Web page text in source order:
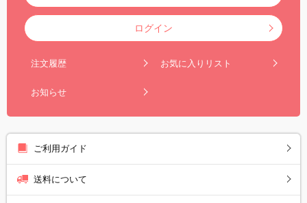
ログイン
注文履歴 お気に入りリスト
お知らせ
ご利用ガイド
送料について